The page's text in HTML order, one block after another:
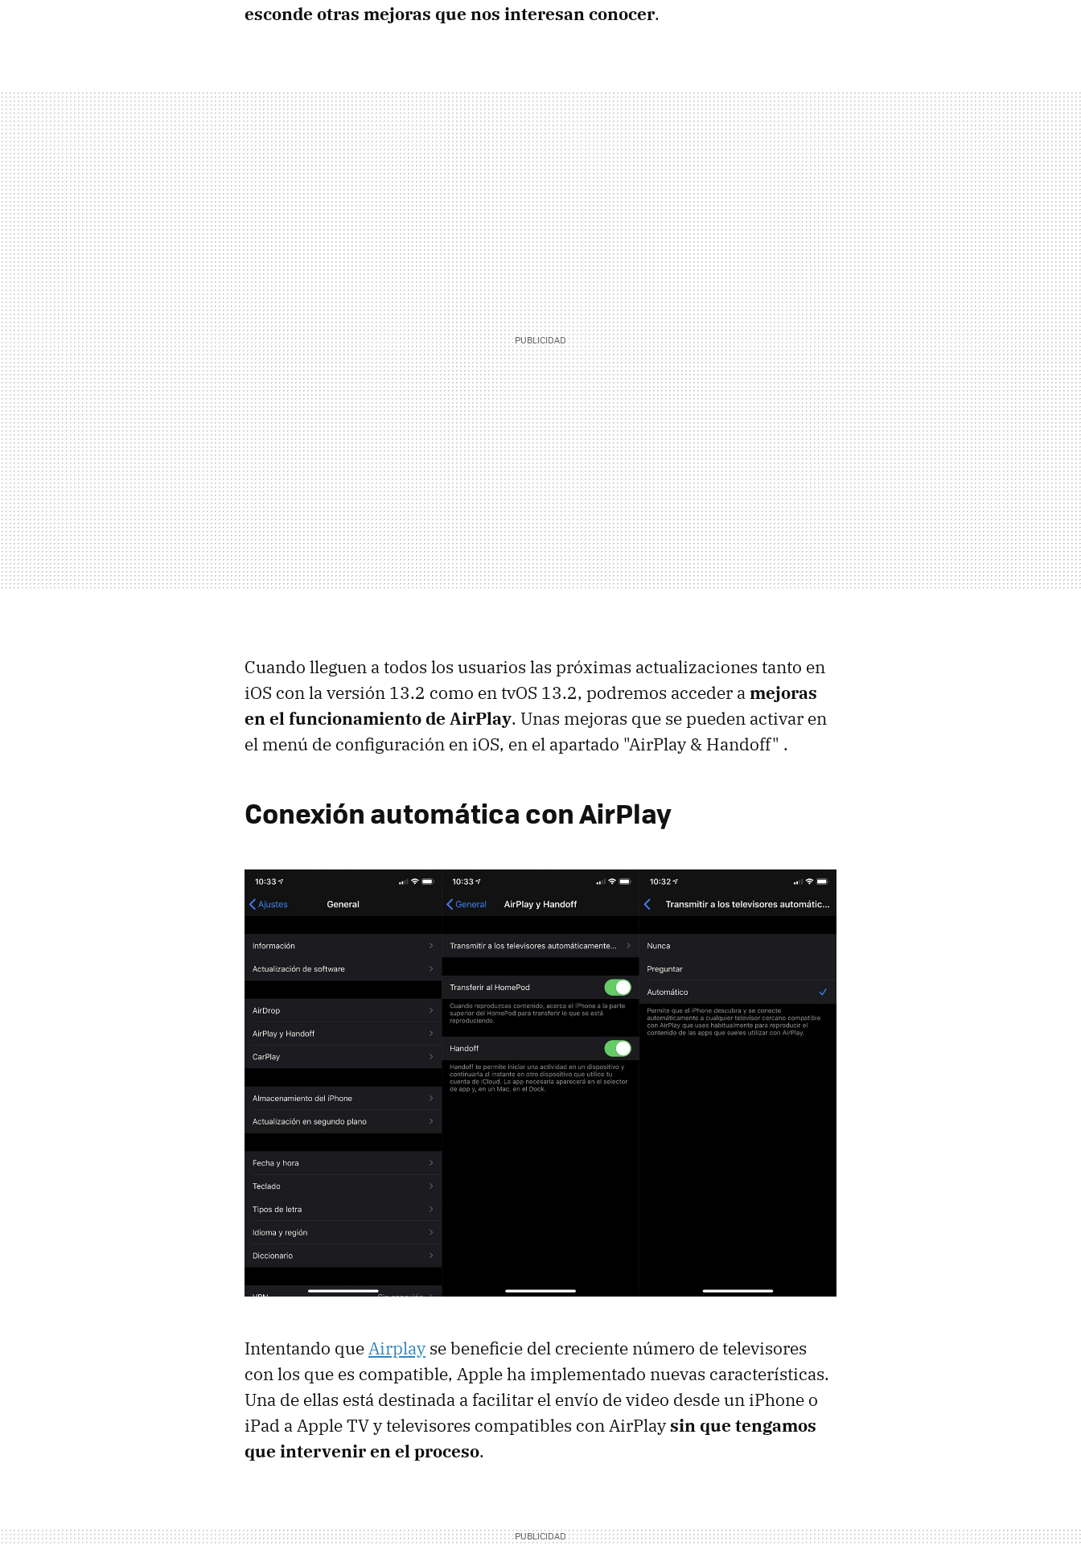
esconde otras mejoras que nos interesan conocer.
Cuando lleguen a todos los usuarios las próximas actualizaciones tanto en
iOS con la versión 13.2 como en tvOS 13.2, podremos acceder amejoras
en el funcionamiento de AirPlay. Unas mejoras que se pueden activar en
el menú de configuración en iOS, en el apartado "AirPlay & Handoff" .
Conexión automática con AirPlay
Intentando queAirplayse beneficie del creciente número de televisores
con los que es compatible, Apple ha implementado nuevas características.
Una de ellas está destinada a facilitar el envío de video desde un iPhone o
iPad a Apple TV y televisores compatibles con AirPlaysin que tengamos
que intervenir en el proceso.